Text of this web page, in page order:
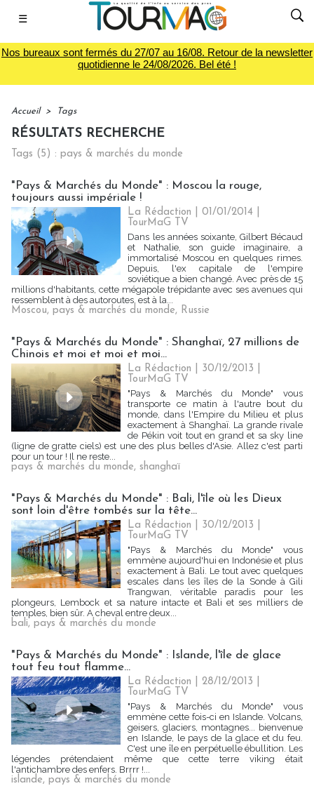
☰
Nos bureaux sont fermés du 27/07 au 16/08. Retour de la newsletter
quotidienne le 24/08/2026. Bel été !
Accueil > Tags
RÉSULTATS RECHERCHE
Tags (5) : pays & marchés du monde
"Pays & Marchés du Monde" : Moscou la rouge,
toujours aussi impériale !
La Rédaction | 01/01/2014
TourMaG TV
Dans les années soixante, Gilbert Bécaud
et Nathalie, son guide imaginaire, a
immortalisé Moscou en quelques rimes.
Depuis, l'ex capitale de l'empire
soviétique a bien changé. Avec près de 15
millions d'habitants, cette mégapole trépidante avec ses avenues qui
ressemblent à des autoroutes, est à la...
Moscou, pays & marchés du monde, Russie
"Pays & Marchés du Monde" : Shanghaï, 27 millions de
Chinois et moi et moi et moi...
La Rédaction | 30/12/2013
TourMaG TV
"Pays & Marchés du Monde" vous
transporte ce matin à l'autre bout du
monde, dans l'Empire du Milieu et plus
exactement à Shanghaï. La grande rivale
de Pékin voit tout en grand et sa sky line
(ligne de gratte ciels) est une des plus belles d'Asie. Allez c'est parti
pour un tour ! Il ne reste...
pays & marchés du monde, shanghaï
"Pays & Marchés du Monde" : Bali, l'île où les Dieux
sont loin d'être tombés sur la tête...
La Rédaction | 30/12/2013
TourMaG TV
"Pays & Marchés du Monde" vous
emmène aujourd'hui en Indonésie et plus
exactement à Bali. Le tout avec quelques
escales dans les îles de la Sonde à Gili
Trangwan, véritable paradis pour les
plongeurs, Lembock et sa nature intacte et Bali et ses milliers de
temples, bien sûr. A cheval entre deux...
bali, pays & marchés du monde
"Pays & Marchés du Monde" : Islande, l'île de glace
tout feu tout flamme...
La Rédaction | 28/12/2013
TourMaG TV
"Pays & Marchés du Monde" vous
emmène cette fois-ci en Islande. Volcans,
geisers, glaciers, montagnes... bienvenue
en Islande, le pays de la glace et du feu.
C'est une île en perpétuelle ébullition. Les
légendes prétendaient même que cette terre viking était
l'antichambre des enfers. Brrrr !...
islande, pays & marchés du monde